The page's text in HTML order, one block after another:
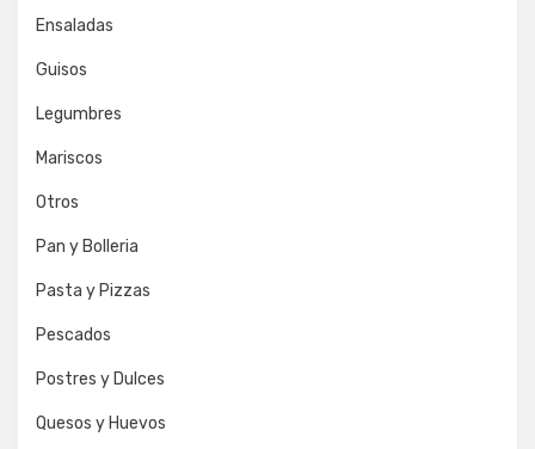
Ensaladas
Guisos
Legumbres
Mariscos
Otros
Pan y Bolleria
Pasta y Pizzas
Pescados
Postres y Dulces
Quesos y Huevos